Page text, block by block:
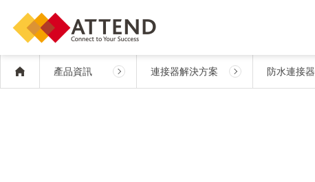
產品資訊 連接器解決方案 防水連接器